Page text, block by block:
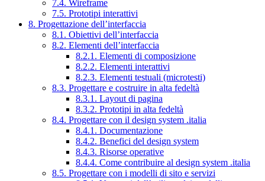
7.4. Wireframe
7.5. Prototipi interattivi
8. Progettazione dell’interfaccia
8.1. Obiettivi dell’interfaccia
8.2. Elementi dell’interfaccia
8.2.1. Elementi di composizione
8.2.2. Elementi interattivi
8.2.3. Elementi testuali (microtesti)
8.3. Progettare e costruire in alta fedeltà
8.3.1. Layout di pagina
8.3.2. Prototipi in alta fedeltà
8.4. Progettare con il design system .italia
8.4.1. Documentazione
8.4.2. Benefici del design system
8.4.3. Risorse operative
8.4.4. Come contribuire al design system .italia
8.5. Progettare con i modelli di sito e servizi